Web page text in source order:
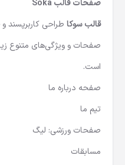
صفحات قالب Soka
قالب سوکا طراحی کاربرپسند
صفحات و ویژگی‌های متنوع
است.
صفحه درباره ما
تیم ما
صفحات ورزشی: لیگ
مسابقات